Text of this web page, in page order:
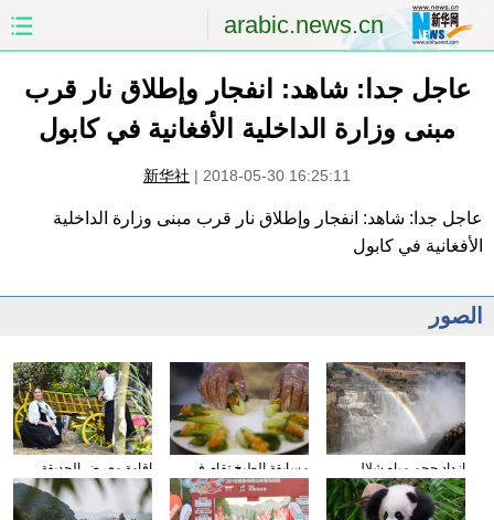
arabic.news.cn
الصين الصفحة الأولى
الشرق الأوسط العالم
الثقافة والتعليم
مؤتمر صحفى للخارجية الصور
عاجل جدا: شاهد: انفجار وإطلاق نار قرب
مبنى وزارة الداخلية الأفغانية في كابول
新华社 | 2018-05-30 16:25:11
عاجل جدا: شاهد: انفجار وإطلاق نار قرب مبنى وزارة الداخلية
الأفغانية في كابول
الصور
إقامة معرض الحديقة
الدولية في زغرب عاصمة
كرواتيا
مسابقة الطبخ تقام في
مقاطعة شاندونغ
ازداد حجم مياه شلال
هوكو في النهر الأصفر